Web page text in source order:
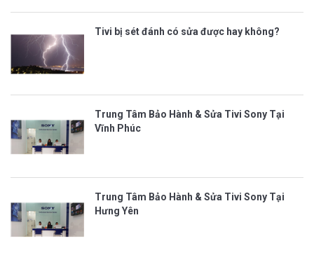
Tivi bị sét đánh có sửa được hay không?
Trung Tâm Bảo Hành & Sửa Tivi Sony Tại
Vĩnh Phúc
Trung Tâm Bảo Hành & Sửa Tivi Sony Tại
Hưng Yên